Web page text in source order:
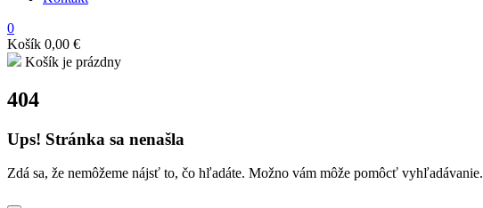
0
Košík 0,00 €
Košík je prázdny
404
Ups! Stránka sa nenašla
Zdá sa, že nemôžeme nájsť to, čo hľadáte. Možno vám môže pomôcť vyhľadávanie.